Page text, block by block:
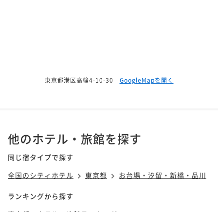
東京都港区高輪4-10-30 GoogleMapを開く
他のホテル・旅館を探す
同じ宿タイプで探す
全国のシティホテル
東京都 お台場・汐留・新橋・品川
ランキングから探す